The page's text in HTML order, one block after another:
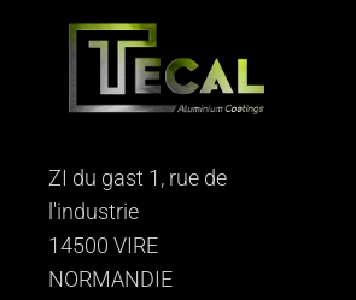
ZI du gast 1, rue de
l'industrie
14500 VIRE
NORMANDIE